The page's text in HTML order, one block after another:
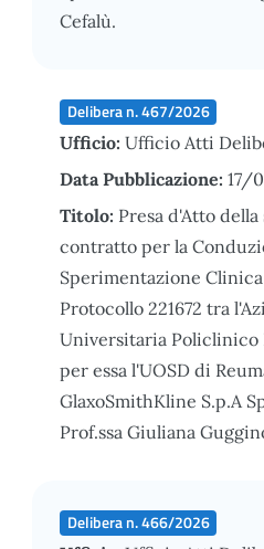
Cefalù.
Delibera n. 467/2026
Ufficio: Ufficio Atti
Data Pubblicazione: 17/
Titolo: Presa d'Atto
contratto per la
Sperimentazione
Protocollo 221672 tra
Universitaria Policlinico
per essa l'UOSD di
GlaxoSmithKline S.p.A
Prof.ssa Giuliana
Delibera n. 466/2026